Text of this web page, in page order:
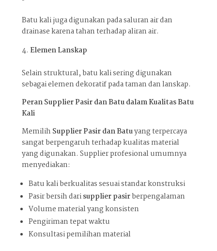
Batu kali juga digunakan pada saluran air dan
drainase karena tahan terhadap aliran air.
Elemen Lanskap
Selain struktural, batu kali sering digunakan
sebagai elemen dekoratif pada taman dan lanskap.
Peran Supplier Pasir dan Batu dalam Kualitas Batu
Kali
Memilih Supplier Pasir dan Batuyang terpercaya
sangat berpengaruh terhadap kualitas material
yang digunakan. Supplier profesional umumnya
menyediakan:
Batu kali berkualitas sesuai standar konstruksi
Pasir bersih darisupplier pasirberpengalaman
Volume material yang konsisten
Pengiriman tepat waktu
Konsultasi pemilihan material